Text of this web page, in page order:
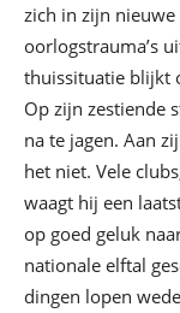
zich in zijn
oorlogstrauma’s
thuissituatie blijkt
Op zijn zestiende
na te jagen. Aan
het niet. Vele
waagt hij een
op goed geluk
nationale elftal
dingen lopen